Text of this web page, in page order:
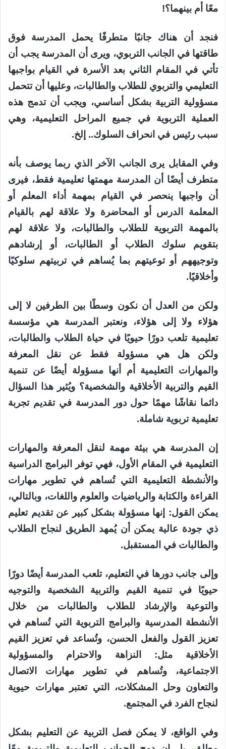
معًا أم بينهما؟!
فنجد أن هناك جانبًا متطرفًا يحمل المدرسة فوق
طاقتها في الجانب التربوي، ويرى أن المدرسة يجب أن
تأتي في المقام الثاني بعد الأسرة في القيام بواجبها
التعليمي والتربوي للطلاب والطالبات، وعليها أن تتحمل
مسؤولية التربية بشكل أساسي، ويجب أن تدمج هذه
العملية التربوية في جميع المراحل التعليمية، وهي
سبب رئيس في انحراف السلوك.. إلخ.
وفي المقابل يرى الجانب الآخر الذي ربما يوصف بأنه
متطرف أيضًا أن المدرسة مهمتها تعليمية فقط، فيرى
أن واجبها ينحصر في القيام بمهمة أداء المعلم أو
المعلمة الدرس أو المحاضرة ولا علاقة لهم بالقيام
بالمهمة التربوية للطلاب والطالبات، ولا علاقة لهم
بتقويم سلوك الطلاب أو الطالبات، أو إرشادهم
وتوجيههم أو توعيتهم بما يُساهم في تربيتهم سلوكيًا
وأخلاقيًا.
ولكن من العدل أن نكون وسطًا بين الطرفين لا إلى
هؤلاء ولا إلى هؤلاء، ونعتبر المدرسة هي مؤسسة
تعليمية تلعب دورًا حيويًا في حياة الطلاب والطالبات،
ولكن هل هي مسؤولة فقط عن نقل المعرفة
والمهارات التعليمية أم أنها مسؤولة أيضًا عن تنمية
القيم والتربية الأخلاقية والشخصية؟ ويُثير هذا السؤال
دائما نقاشًا مهمًا حول دور المدرسة في تقديم تجربة
تعليمية تربوية شاملة.
إن المدرسة هي بيئة مهمة لنقل المعرفة والمهارات
التعليمية في المقام الأول، فهي توفر البرامج الدراسية
والأنشطة التعليمية التي تُساهم في تطوير مهارات
القراءة والكتابة والرياضيات والعلوم واللغات، وبالتالي،
يمكن القول: إنها مسؤولة بشكل كبير عن تقديم تعليم
ذي جودة عالية يمكن أن يُمهد الطريق لنجاح الطلاب
والطالبات في المستقبل.
وإلى جانب دورها في التعليم، تلعب المدرسة أيضًا دورًا
حيويًا في تنمية القيم والتربية الشخصية والتوجيه
والتوعية والإرشاد للطلاب والطالبات من خلال
الأنشطة المدرسية والبرامج التربوية التي تُساهم في
تعزيز القول والفعل الحسن، وتُساعد في تعزيز القيم
الأخلاقية مثل: النزاهة والاحترام والمسؤولية
الاجتماعية، وتُساهم في تطوير مهارات الاتصال
والتعاون وحل المشكلات، التي تعتبر مهارات حيوية
لنجاح الفرد في المجتمع.
وفي الواقع، لا يمكن فصل التربية عن التعليم بشكل